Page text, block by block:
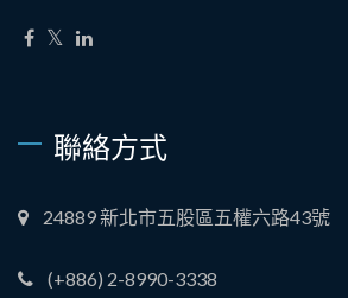
聯絡方式
24889 新北市五股區五權六路43號
(+886) 2-8990-3338